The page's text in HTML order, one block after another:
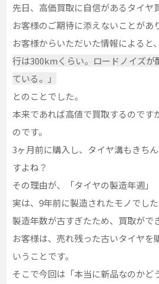
先日、高価買取に自信があるタイヤ
お客様のご期待に添えないことがあ
お客様からいただいた情報によると、
行は300kmくらい。ロードノイズが
ている。」
とのことでした。
本来であれば高値で買取するのです
のです。
3ヶ月前に購入し、タイヤ溝もきち
すよね？
その理由が、「タイヤの製造年週」
実は、9年前に製造されたモノでした
製造年数が古すぎたため、買取がで
お客様は、売れ残った古いタイヤを
いうことです。
そこで今回は「本当に新品なのかど